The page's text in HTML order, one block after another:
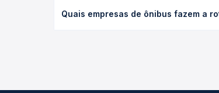
empresa, o tipo de poltrona e a
Quais empresas de ônibus fazem a